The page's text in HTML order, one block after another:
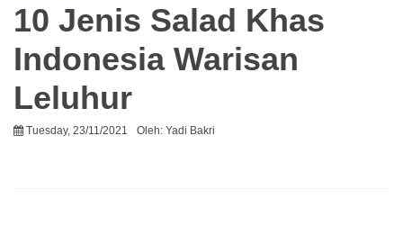
10 Jenis Salad Khas
Indonesia Warisan
Leluhur
Tuesday, 23/11/2021 Oleh: Yadi Bakri